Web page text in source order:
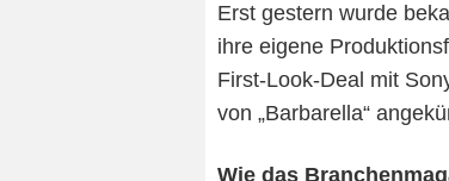
Erst gestern wurde
ihre eigene
First-Look-Deal mit
von „Barbarella“
Wie das